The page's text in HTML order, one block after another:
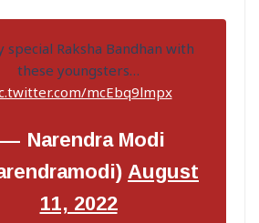
special Raksha Bandhan with
these youngsters…
mcEbq9lmpx
Narendra Modi
August
11, 2022